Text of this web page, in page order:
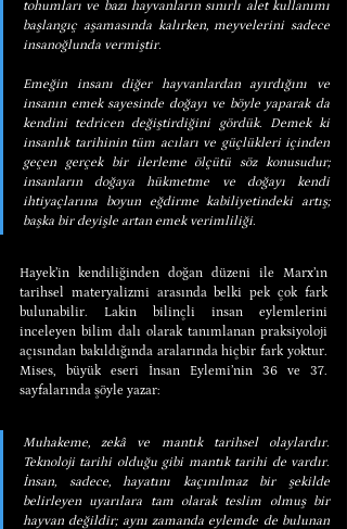
tohumları ve bazı hayvanların sınırlı alet kullanımı
başlangıç aşamasında kalırken, meyvelerini sadece
insanoğlunda vermiştir.
Emeğin insanı diğer hayvanlardan ayırdığını ve
insanın emek sayesinde doğayı ve böyle yaparak da
kendini tedricen değiştirdiğini gördük. Demek ki
insanlık tarihinin tüm acıları ve güçlükleri içinden
geçen gerçek bir ilerleme ölçütü söz konusudur;
insanların doğaya hükmetme ve doğayı kendi
ihtiyaçlarına boyun eğdirme kabiliyetindeki artış;
başka bir deyişle artan emek verimliliği.
Hayek’in kendiliğinden doğan düzeni ile Marx’ın
tarihsel materyalizmi arasında belki pek çok fark
bulunabilir. Lakin bilinçli insan eylemlerini
inceleyen bilim dalı olarak tanımlanan praksiyoloji
açısından bakıldığında aralarında hiçbir fark yoktur.
Mises, büyük eseri İnsan Eylemi’nin 36 ve 37.
sayfalarında şöyle yazar:
Muhakeme, zekâ ve mantık tarihsel olaylardır.
Teknoloji tarihi olduğu gibi mantık tarihi de vardır.
İnsan, sadece, hayatını kaçınılmaz bir şekilde
belirleyen uyarılara tam olarak teslim olmuş bir
hayvan değildir; aynı zamanda eylemde de bulunan